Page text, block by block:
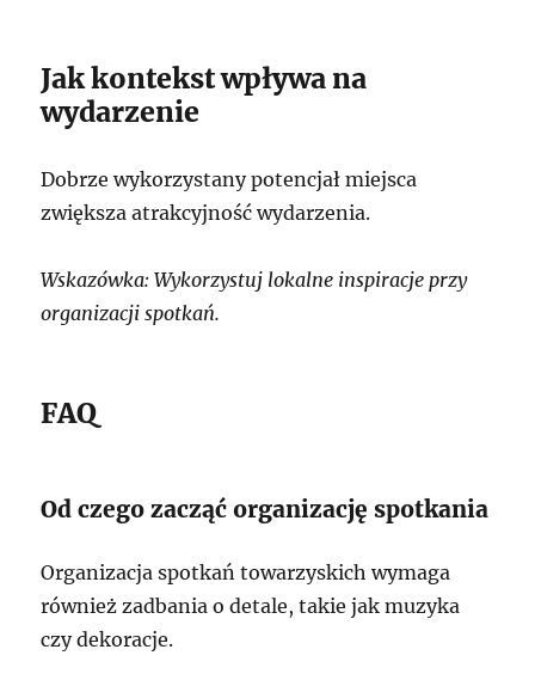
Jak kontekst wpływa na
wydarzenie
Dobrze wykorzystany potencjał miejsca
zwiększa atrakcyjność wydarzenia.
Wskazówka: Wykorzystuj lokalne inspiracje przy
organizacji spotkań.
FAQ
Od czego zacząć organizację spotkania
Organizacja spotkań towarzyskich wymaga
również zadbania o detale, takie jak muzyka
czy dekoracje.